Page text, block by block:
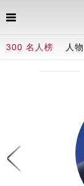
300 名人榜 人物